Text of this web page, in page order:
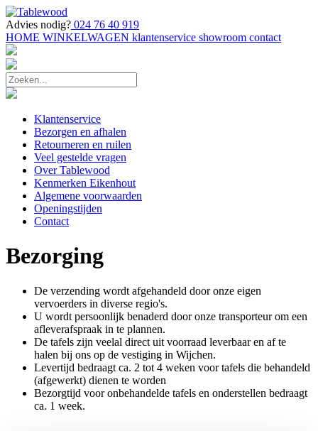
Advies nodig? 024 76 40 919
HOME WINKELWAGEN klantenservice showroom contact
Klantenservice
Bezorgen en afhalen
Retourneren en ruilen
Veel gestelde vragen
Over Tablewood
Kenmerken Eikenhout
Algemene voorwaarden
Openingstijden
Contact
Bezorging
De verzending wordt afgehandeld door onze eigen
vervoerders in diverse regio's.
U wordt persoonlijk benaderd door onze transporteur om een
afleverafspraak in te plannen.
De tafels zijn veelal direct uit voorraad leverbaar en af te
halen bij ons op de vestiging in Wijchen.
Levertijd bedraagt ca. 2 tot 4 weken voor tafels die behandeld
(afgewerkt) dienen te worden
Bezorgtijd voor onbehandelde tafels en onderstellen bedraagt
ca. 1 week.